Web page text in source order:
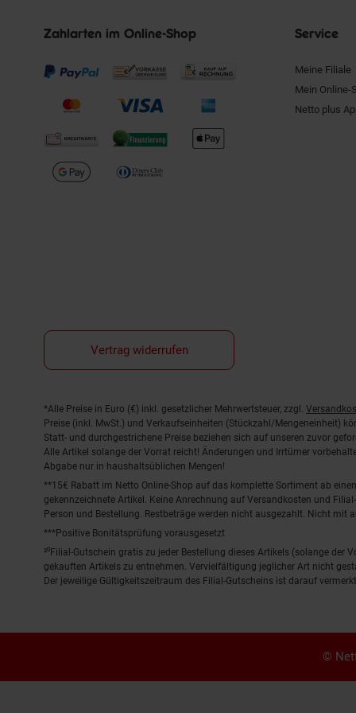
Zahlarten im Online-Shop Service
Meine Filiale
Mein Online-
Netto plus
Vertrag widerrufen
Fußnoten
*Alle Preise in Euro (€) inkl. gesetzlicher Mehrwertsteuer, zzgl.
Preise (inkl. MwSt.) und Verkaufseinheiten (Stückzahl/Mengeneinheit)
Statt- und durchgestrichene Preise beziehen sich auf unseren zuvor
Alle Artikel solange der Vorrat reicht! Änderungen und Irrtümer
Abgabe nur in haushaltsüblichen Mengen!
**15€ Rabatt im Netto Online-Shop auf das komplette Sortiment ab
gekennzeichnete Artikel. Keine Anrechnung auf Versandkosten und
Person und Bestellung. Restbeträge werden nicht ausgezahlt. Nicht mit
***Positive Bonitätsprüfung vorausgesetzt
²⁰Filial-Gutschein gratis zu jeder Bestellung dieses Artikels (solange
gekauften Artikels zu entnehmen. Vervielfältigung jeglicher Art nicht
Der jeweilige Gültigkeitszeitraum des Filial-Gutscheins ist darauf vermerkt.
©